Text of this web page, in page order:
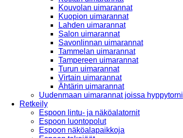
Kouvolan uimarannat
Kuopion uimarannat
Lahden uimarannat
Salon uimarannat
Savonlinnan uimarannat
Tammelan uimarannat
Tampereen uimarannat
Turun uimarannat
Virtain uimarannat
Ähtärin uimarannat
Uudenmaan uimarannat joissa hyppytorni
Retkeily
Espoon lintu- ja näköalatornit
Espoon luontopolut
Espoon näköalapaikkoja